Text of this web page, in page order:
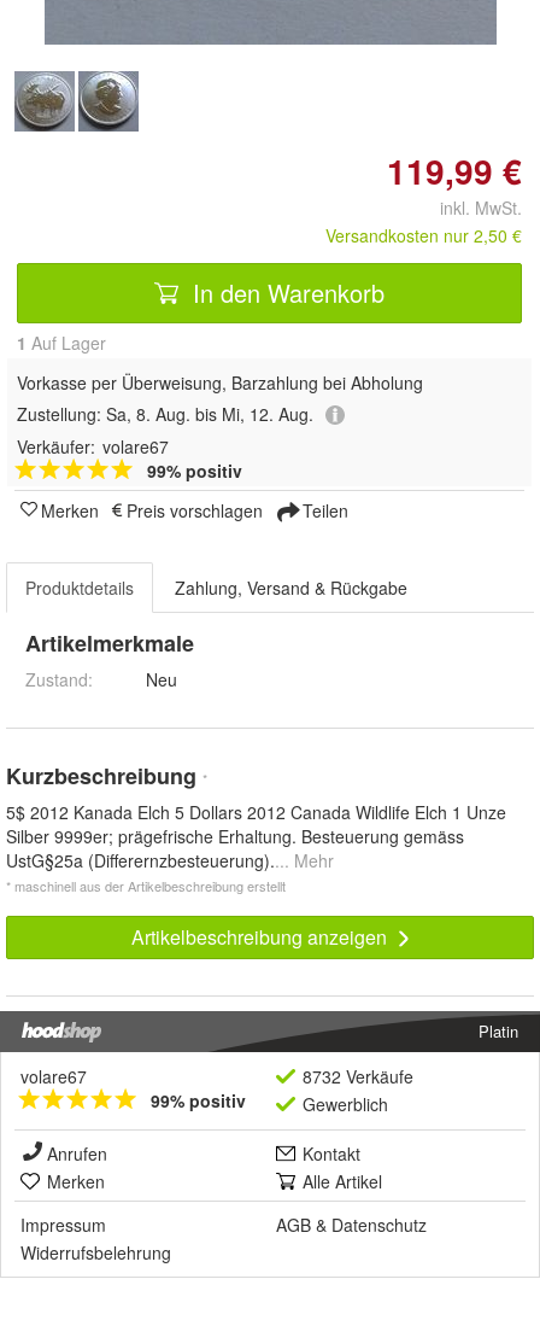
119,99 €
inkl. MwSt.
Versandkosten nur 2,50 €
In den Warenkorb
1 Auf Lager
Vorkasse per Überweisung, Barzahlung bei Abholung
Zustellung: Sa, 8. Aug. bis Mi, 12. Aug.
Verkäufer: volare67
99% positiv
Merken
Preis vorschlagen Teilen
Produktdetails Zahlung, Versand & Rückgabe
Artikelmerkmale
Zustand: Neu
Kurzbeschreibung *
5$ 2012 Kanada Elch 5 Dollars 2012 Canada Wildlife Elch 1 Unze
Silber 9999er; prägefrische Erhaltung. Besteuerung gemäss
UstG§25a (Differernzbesteuerung).... Mehr
* maschinell aus der Artikelbeschreibung erstellt
Artikelbeschreibung anzeigen
Platin
volare67
99% positiv
8732 Verkäufe
Gewerblich
Anrufen
Kontakt
Merken
Alle Artikel
Impressum
AGB & Datenschutz
Widerrufsbelehrung